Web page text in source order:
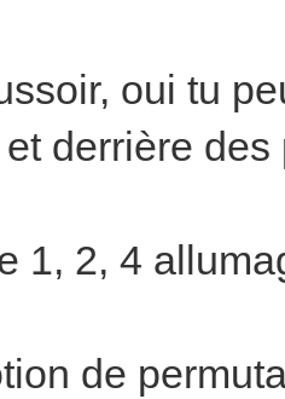
oui tu
derrière
1, 2, 4
de